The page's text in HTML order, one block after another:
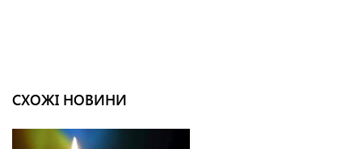
СХОЖІ НОВИНИ